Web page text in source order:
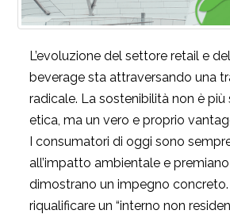
L’evoluzione del settore retail e
beverage sta attraversando una
radicale. La sostenibilità non è
etica, ma un vero e proprio
I consumatori di oggi sono
all’impatto ambientale e
dimostrano un impegno
riqualificare un “interno non